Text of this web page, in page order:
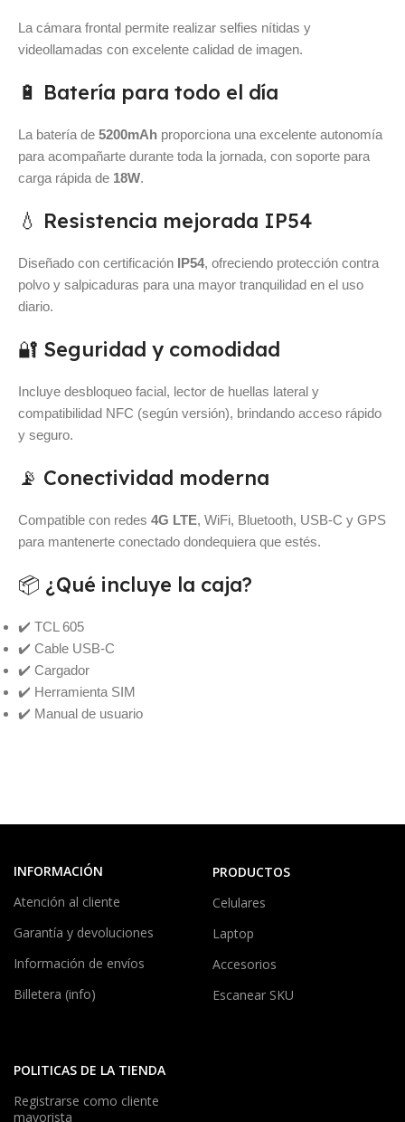
La cámara frontal permite realizar selfies nítidas y
videollamadas con excelente calidad de imagen.
🔋 Batería para todo el día
La batería de 5200mAh proporciona una excelente autonomía
para acompañarte durante toda la jornada, con soporte para
carga rápida de 18W.
💧 Resistencia mejorada IP54
Diseñado con certificación IP54, ofreciendo protección contra
polvo y salpicaduras para una mayor tranquilidad en el uso
diario.
🔐 Seguridad y comodidad
Incluye desbloqueo facial, lector de huellas lateral y
compatibilidad NFC (según versión), brindando acceso rápido
y seguro.
📡 Conectividad moderna
Compatible con redes 4G LTE, WiFi, Bluetooth, USB-C y GPS
para mantenerte conectado dondequiera que estés.
📦 ¿Qué incluye la caja?
✔️ TCL 605
✔️ Cable USB-C
✔️ Cargador
✔️ Herramienta SIM
✔️ Manual de usuario
INFORMACIÓN
Atención al cliente
Garantía y devoluciones
Información de envíos
Billetera (info)
PRODUCTOS
Celulares
Laptop
Accesorios
Escanear SKU
POLITICAS DE LA TIENDA
Registrarse como cliente
mayorista